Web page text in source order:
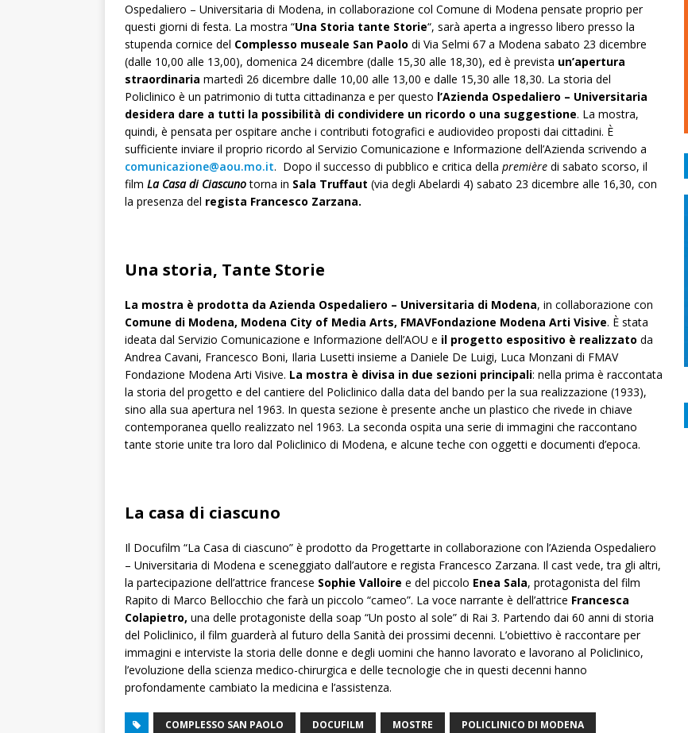
Ospedaliero – Universitaria di Modena, in collaborazione col Comune di Modena pensate proprio per
questi giorni di festa. La mostra “Una Storia tante Storie“, sarà aperta a ingresso libero presso la
stupenda cornice del Complesso museale San Paolo di Via Selmi 67 a Modena sabato 23 dicembre
(dalle 10,00 alle 13,00), domenica 24 dicembre (dalle 15,30 alle 18,30), ed è prevista un’apertura
straordinaria martedì 26 dicembre dalle 10,00 alle 13,00 e dalle 15,30 alle 18,30. La storia del
Policlinico è un patrimonio di tutta cittadinanza e per questo l’Azienda Ospedaliero – Universitaria
desidera dare a tutti la possibilità di condividere un ricordo o una suggestione. La mostra,
quindi, è pensata per ospitare anche i contributi fotografici e audiovideo proposti dai cittadini. È
sufficiente inviare il proprio ricordo al Servizio Comunicazione e Informazione dell’Azienda scrivendo a
comunicazione@aou.mo.it. Dopo il successo di pubblico e critica della première di sabato scorso, il
film La Casa di Ciascunotorna in Sala Truffaut (via degli Abelardi 4) sabato 23 dicembre alle 16,30, con
la presenza del regista Francesco Zarzana.
Una storia, Tante Storie
La mostra è prodotta da Azienda Ospedaliero – Universitaria di Modena, in collaborazione con
Comune di Modena, Modena City of Media Arts, FMAVFondazione Modena Arti Visive. È stata
ideata dal Servizio Comunicazione e Informazione dell’AOU e il progetto espositivo è realizzato da
Andrea Cavani, Francesco Boni, Ilaria Lusetti insieme a Daniele De Luigi, Luca Monzani di FMAV
Fondazione Modena Arti Visive. La mostra è divisa in due sezioni principali: nella prima è raccontata
la storia del progetto e del cantiere del Policlinico dalla data del bando per la sua realizzazione (1933),
sino alla sua apertura nel 1963. In questa sezione è presente anche un plastico che rivede in chiave
contemporanea quello realizzato nel 1963. La seconda ospita una serie di immagini che raccontano
tante storie unite tra loro dal Policlinico di Modena, e alcune teche con oggetti e documenti d’epoca.
La casa di ciascuno
Il Docufilm “La Casa di ciascuno” è prodotto da Progettarte in collaborazione con l’Azienda Ospedaliero
– Universitaria di Modena e sceneggiato dall’autore e regista Francesco Zarzana. Il cast vede, tra gli altri,
la partecipazione dell’attrice francese Sophie Valloire e del piccolo Enea Sala, protagonista del film
Rapito di Marco Bellocchio che farà un piccolo “cameo”. La voce narrante è dell’attrice Francesca
Colapietro, una delle protagoniste della soap “Un posto al sole” di Rai 3. Partendo dai 60 anni di storia
del Policlinico, il film guarderà al futuro della Sanità dei prossimi decenni. L’obiettivo è raccontare per
immagini e interviste la storia delle donne e degli uomini che hanno lavorato e lavorano al Policlinico,
l’evoluzione della scienza medico-chirurgica e delle tecnologie che in questi decenni hanno
profondamente cambiato la medicina e l’assistenza.
COMPLESSO SAN PAOLO DOCUFILM MOSTRE POLICLINICO DI MODENA